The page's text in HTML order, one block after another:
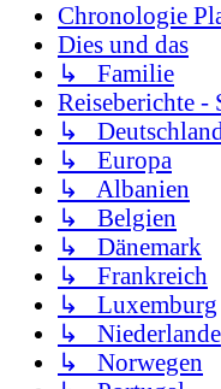
Chronologie
Dies und das
↳ Familie
Reiseberichte -
↳ Deutschland
↳ Europa
↳ Albanien
↳ Belgien
↳ Dänemark
↳ Frankreich
↳ Luxemburg
↳ Niederlande
↳ Norwegen